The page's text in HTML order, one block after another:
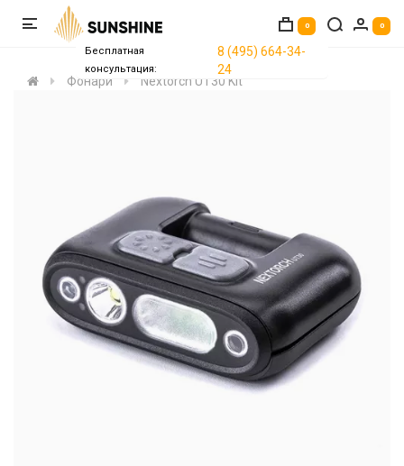
0 0
Бесплатная
консультация:
8 (495) 664-34-
24
Фонари
Nextorch UT30 Kit